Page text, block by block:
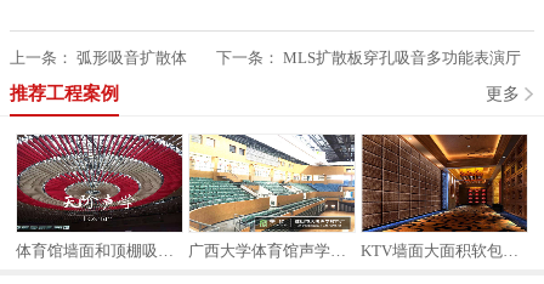
上一条： 弧形吸音扩散体 下一条： MLS扩散板穿孔吸音多功能表演厅
推荐工程案例 更多